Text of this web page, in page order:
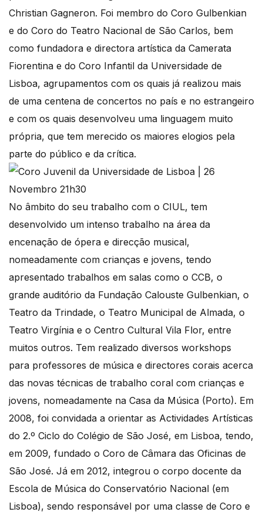
Christian Gagneron. Foi membro do Coro Gulbenkian
e do Coro do Teatro Nacional de São Carlos, bem
como fundadora e directora artística da Camerata
Fiorentina e do Coro Infantil da Universidade de
Lisboa, agrupamentos com os quais já realizou mais
de uma centena de concertos no país e no estrangeiro
e com os quais desenvolveu uma linguagem muito
própria, que tem merecido os maiores elogios pela
parte do público e da crítica.
No âmbito do seu trabalho com o CIUL, tem
desenvolvido um intenso trabalho na área da
encenação de ópera e direcção musical,
nomeadamente com crianças e jovens, tendo
apresentado trabalhos em salas como o CCB, o
grande auditório da Fundação Calouste Gulbenkian, o
Teatro da Trindade, o Teatro Municipal de Almada, o
Teatro Virgínia e o Centro Cultural Vila Flor, entre
muitos outros. Tem realizado diversos workshops
para professores de música e directores corais acerca
das novas técnicas de trabalho coral com crianças e
jovens, nomeadamente na Casa da Música (Porto). Em
2008, foi convidada a orientar as Actividades Artísticas
do 2.º Ciclo do Colégio de São José, em Lisboa, tendo,
em 2009, fundado o Coro de Câmara das Oficinas de
São José. Já em 2012, integrou o corpo docente da
Escola de Música do Conservatório Nacional (em
Lisboa), sendo responsável por uma classe de Coro e